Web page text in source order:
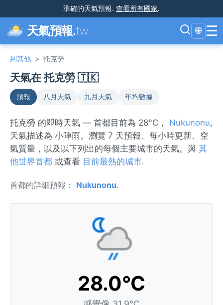
準確的天氣預報. 查看所有國家.
天氣預報.tw 🌐 ☰
到其他 > 托克勞
天氣在 托克勞 🇹🇰
預報 八月天氣 九月天氣 年均數據
托克勞 的即時天氣 — 首都目前為 28°C， Nukunonu,
天氣描述為 小陣雨。瀏覽 7 天預報、每小時更新、空
氣質量，以及以下列出的每個主要城市的天氣。與 其
他世界首都 或查看 目前最熱的城市.
首都的詳細預報： Nukunonu.
28.0°C